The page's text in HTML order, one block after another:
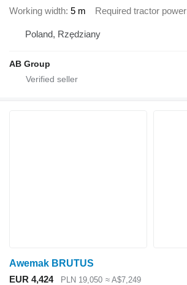
Working width 5 m Required tractor power
Poland, Rzędziany
AB Group
Awemak BRUTUS
EUR 4,424
PLN 19,050 ≈ A$7,249